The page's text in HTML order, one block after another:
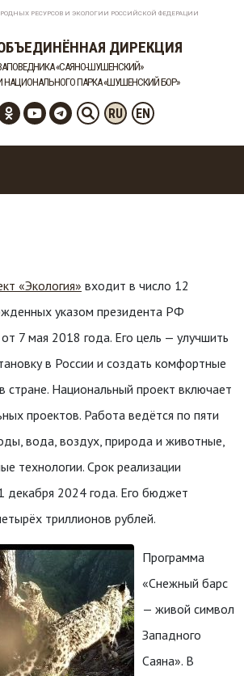
РЕСУРСОВ И ЭКОЛОГИИ РОССИЙСКОЙ ФЕДЕРАЦИИ
ДИРЕКЦИЯ
«САЯНО-ШУШЕНСКИЙ»
НАЦИОНАЛЬНОГО ПАРКА «ШУШЕНСКИЙ БОР»
RU EN
«Экология» входит в число 12
указом президента РФ
7 мая 2018 года. Его цель — улучшить
в России и создать комфортные
стране. Национальный проект включает
проектов. Работа ведётся по пяти
вода, воздух, природа и животные,
технологии. Срок реализации
декабря 2024 года. Его бюджет
триллионов рублей.
Программа
«Снежный барс
— живой символ
Западного
Саяна». В